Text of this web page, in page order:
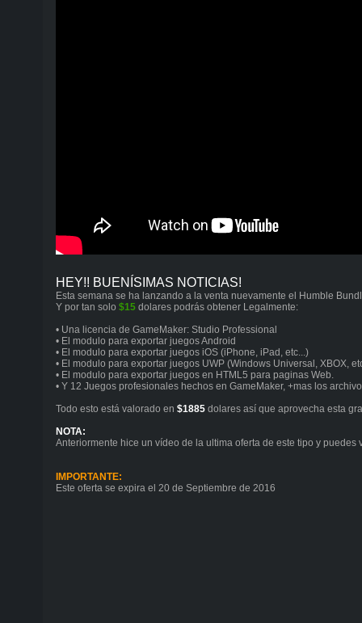
HEY!! BUENÍSIMAS NOTICIAS!
Esta semana se ha lanzando a la venta nuevamente el Humble
Y por tan solo $15 dolares podrás obtener Legalmente:
• Una licencia de GameMaker: Studio Professional
• El modulo para exportar juegos Android
• El modulo para exportar juegos iOS (iPhone, iPad, etc...)
• El modulo para exportar juegos UWP (Windows Universal, XBOX,
• El modulo para exportar juegos en HTML5 para paginas Web.
• Y 12 Juegos profesionales hechos en GameMaker, +mas los
Todo esto está valorado en $1885 dolares así que aprovecha esta
NOTA:
Anteriormente hice un vídeo de la ultima oferta de este tipo y
IMPORTANTE:
Este oferta se expira el 20 de Septiembre de 2016